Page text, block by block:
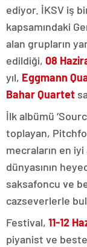
ediyor. İKSV iş
kapsamındaki
alan grupların
edildiği, 08
yıl, Eggmann
Bahar Quartet
İlk albümü
toplayan,
mecraların en
dünyasının
saksafoncu ve
cazseverlerle
Festival, 11-12
piyanist ve